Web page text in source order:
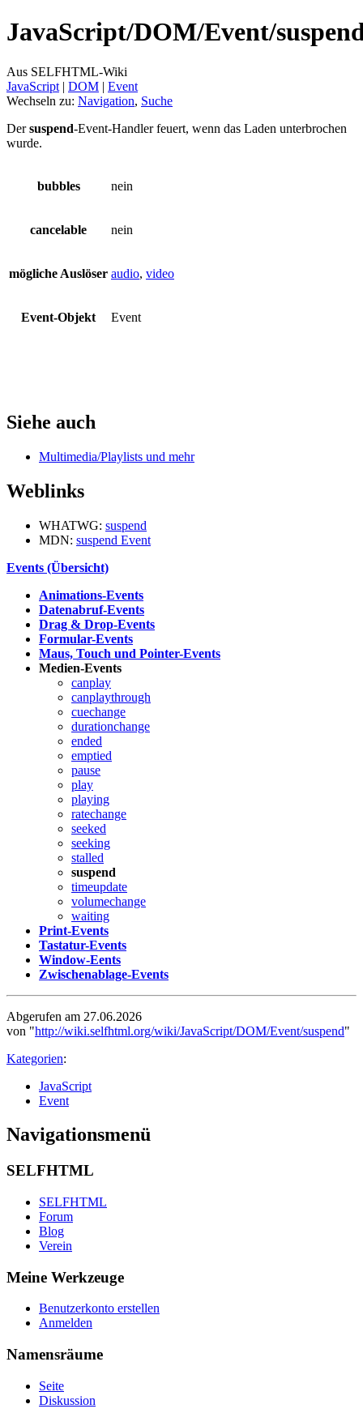
JavaScript/DOM/Event/
Aus SELFHTML-Wiki
JavaScript ‎ | DOM ‎ | Event
Wechseln zu: Navigation, Suche
Dersuspend-Event-Handler feuert, wenn das Laden unterbrochen
wurde.
bubbles nein
cancelable nein
mögliche Auslöser audio, video
Event-Objekt Event
Siehe auch
Multimedia/Playlists und mehr
Weblinks
WHATWG: suspend
MDN: suspend Event
Events (Übersicht)
Animations-Events
Datenabruf-Events
Drag & Drop-Events
Formular-Events
Maus, Touch und Pointer-Events
Medien-Events
canplay
canplaythrough
cuechange
durationchange
ended
emptied
pause
play
playing
ratechange
seeked
seeking
stalled
suspend
timeupdate
volumechange
waiting
Print-Events
Tastatur-Events
Window-Eents
Zwischenablage-Events
Abgerufen am 27.06.2026
von "http://wiki.selfhtml.org/wiki/JavaScript/DOM/Event/suspend"
Kategorien:
JavaScript
Event
Navigationsmenü
SELFHTML
SELFHTML
Forum
Blog
Verein
Meine Werkzeuge
Benutzerkonto erstellen
Anmelden
Namensräume
Seite
Diskussion